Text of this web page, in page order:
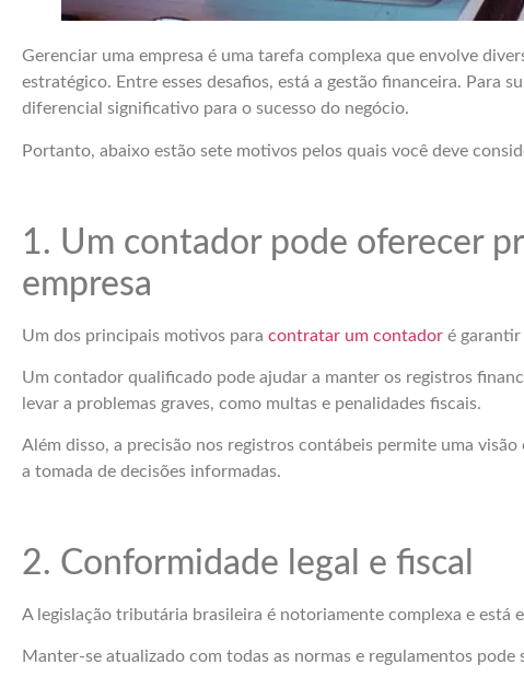
Gerenciar uma empresa é uma tarefa complexa que envolve
estratégico. Entre esses desafios, está a gestão financeira. Para
diferencial significativo para o sucesso do negócio.
Portanto, abaixo estão sete motivos pelos quais você deve
1. Um contador pode oferecer
empresa
Um dos principais motivos para contratar um contador é garantir
Um contador qualificado pode ajudar a manter os registros
levar a problemas graves, como multas e penalidades fiscais.
Além disso, a precisão nos registros contábeis permite uma
a tomada de decisões informadas.
2. Conformidade legal e fiscal
A legislação tributária brasileira é notoriamente complexa e está
Manter-se atualizado com todas as normas e regulamentos